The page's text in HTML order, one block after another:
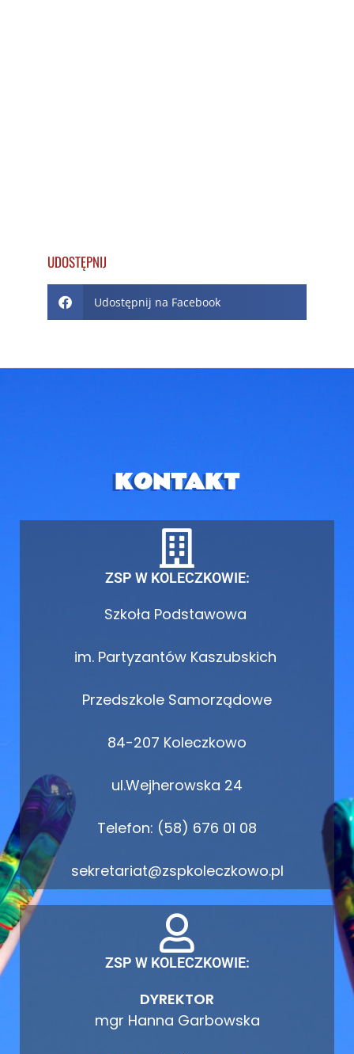
UDOSTĘPNIJ
Udostępnij na Facebook
KONTAKT
ZSP W KOLECZKOWIE:
Szkoła Podstawowa
im. Partyzantów Kaszubskich
Przedszkole Samorządowe
84-207 Koleczkowo
ul.Wejherowska 24
Telefon: (58) 676 01 08
sekretariat@zspkoleczkowo.pl
ZSP W KOLECZKOWIE:
DYREKTOR
mgr Hanna Garbowska